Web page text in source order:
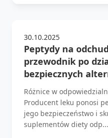
30.10.2025
Peptydy na
przewodnik po
bezpiecznych
Różnice w
Producent leku ponosi
jego bezpieczeństwo i
suplementów diety odp...